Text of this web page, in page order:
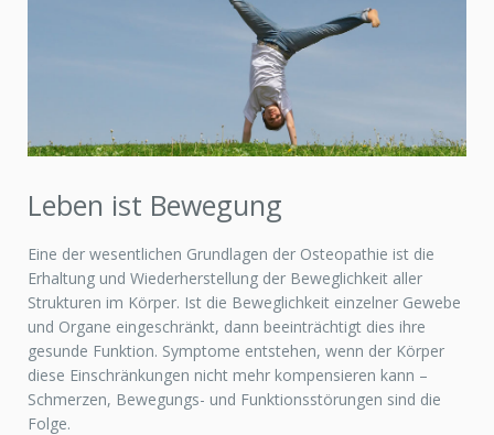
Leben ist Bewegung
Eine der wesentlichen Grundlagen der Osteopathie ist die
Erhaltung und Wiederherstellung der Beweglichkeit aller
Strukturen im Körper. Ist die Beweglichkeit einzelner Gewebe
und Organe eingeschränkt, dann beeinträchtigt dies ihre
gesunde Funktion. Symptome entstehen, wenn der Körper
diese Einschränkungen nicht mehr kompensieren kann –
Schmerzen, Bewegungs- und Funktionsstörungen sind die
Folge.